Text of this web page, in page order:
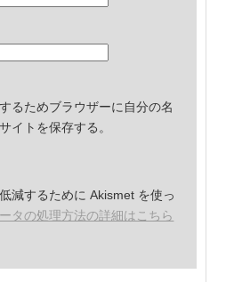
るためブラウザーに自分の名
イトを保存する。
減するために Akismet を使っ
タの処理方法の詳細はこちら